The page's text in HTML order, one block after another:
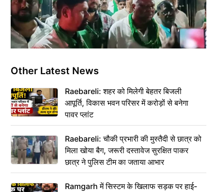
Other Latest News
Raebareli: शहर को मिलेगी बेहतर बिजली
आपूर्ति, विकास भवन परिसर में करोड़ों से बनेगा
पावर प्लांट
Raebareli: चौकी प्रभारी की मुस्तैदी से छात्र को
मिला खोया बैग, जरूरी दस्तावेज सुरक्षित पाकर
छात्र ने पुलिस टीम का जताया आभार
Ramgarh में सिस्टम के खिलाफ सड़क पर हाई-